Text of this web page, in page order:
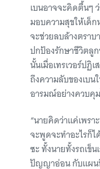
เบนอาจจะคิดตื้นๆ
มอบความสุขให้เด็
จะช่วยลบล้างตราบ
ปกป้องรักษาชีวิตลูก
นั้นเมื่อเทรเวอร์ปฏิ
ถึงความลับของเบน
อารมณ์อย่างควบคุ
“นายคิดว่าแค่เพรา
จะพูดจะทำอะไรก็
ซะ ทั้งนายทั้งรถเข็
ปัญญาอ่อน กับแผน